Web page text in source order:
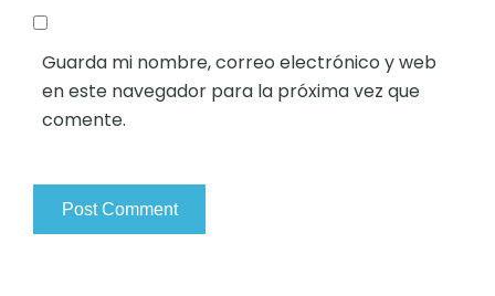
Guarda mi nombre, correo electrónico y web
en este navegador para la próxima vez que
comente.